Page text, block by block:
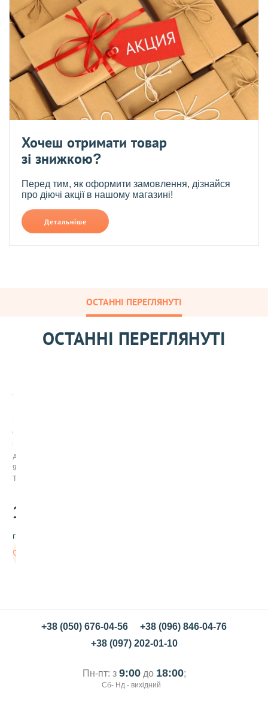
Хочеш отримати товар
зі знижкою?
Перед тим, як оформити замовлення, дізнайся
про діючі акції в нашому магазині!
Детальніше
ОСТАННІ ПЕРЕГЛЯНУТІ
ОСТАННІ ПЕРЕГЛЯНУТІ
о
о
л
а
а
п
с
т
Арт:
944019
Товар закінчується
130
грн/шт
+38 (050) 676-04-56
+38 (096) 846-04-76
+38 (097) 202-01-10
Пн-пт: з 9:00до 18:00;
Сб- Нд - вихідний